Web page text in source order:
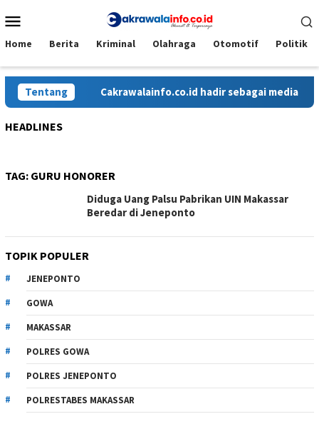
ke
Mobile
Home Berita Kriminal Olahraga Otomotif Politik
Tentang Cakrawalainfo.co.id hadir sebagai media
HEADLINES
TAG: GURU HONORER
Diduga Uang Palsu Pabrikan UIN Makassar
Beredar di Jeneponto
TOPIK POPULER
JENEPONTO
GOWA
MAKASSAR
POLRES GOWA
POLRES JENEPONTO
POLRESTABES MAKASSAR